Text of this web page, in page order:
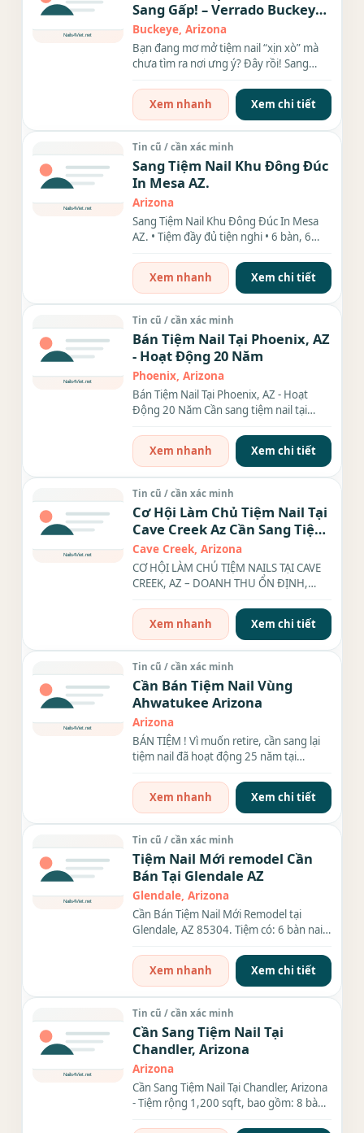
Sang Gấp! – Verrado Buckeye
AZ
Buckeye, Arizona
Bạn đang mơ mở tiệm nail “xịn xò” mà
chưa tìm ra nơi ưng ý? Đây rồi! Sang
Xem nhanh
Xem chi tiết
Tin cũ / cần xác minh
Sang Tiệm Nail Khu Đông Đúc
In Mesa AZ.
Arizona
Sang Tiệm Nail Khu Đông Đúc In Mesa
AZ. • Tiệm đầy đủ tiện nghi • 6 bàn, 6
Xem nhanh
Xem chi tiết
Tin cũ / cần xác minh
Bán Tiệm Nail Tại Phoenix, AZ
- Hoạt Động 20 Năm
Phoenix, Arizona
Bán Tiệm Nail Tại Phoenix, AZ - Hoạt
Động 20 Năm Cần sang tiệm nail tại
Xem nhanh
Xem chi tiết
Tin cũ / cần xác minh
Cơ Hội Làm Chủ Tiệm Nail Tại
Cave Creek Az Cần Sang Tiệm
Nail Income Tốt
Cave Creek, Arizona
CƠ HỘI LÀM CHỦ TIỆM NAILS TẠI CAVE
CREEK, AZ – DOANH THU ỔN ĐỊNH,
Xem nhanh
Xem chi tiết
Tin cũ / cần xác minh
Cần Bán Tiệm Nail Vùng
Ahwatukee Arizona
Arizona
BÁN TIỆM ! Vì muốn retire, cần sang lại
tiệm nail đã hoạt động 25 năm tại
Xem nhanh
Xem chi tiết
Tin cũ / cần xác minh
Tiệm Nail Mới remodel Cần
Bán Tại Glendale AZ
Glendale, Arizona
Cần Bán Tiệm Nail Mới Remodel tại
Glendale, AZ 85304. Tiệm có: 6 bàn nail,
Xem nhanh
Xem chi tiết
Tin cũ / cần xác minh
Cần Sang Tiệm Nail Tại
Chandler, Arizona
Arizona
Cần Sang Tiệm Nail Tại Chandler, Arizona
- Tiệm rộng 1,200 sqft, bao gồm: 8 bàn